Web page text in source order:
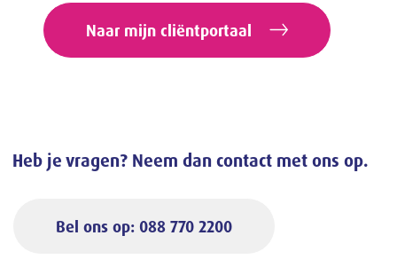
Naar mijn cliëntportaal
Heb je vragen? Neem dan contact met ons op.
Bel ons op: 088 770 2200